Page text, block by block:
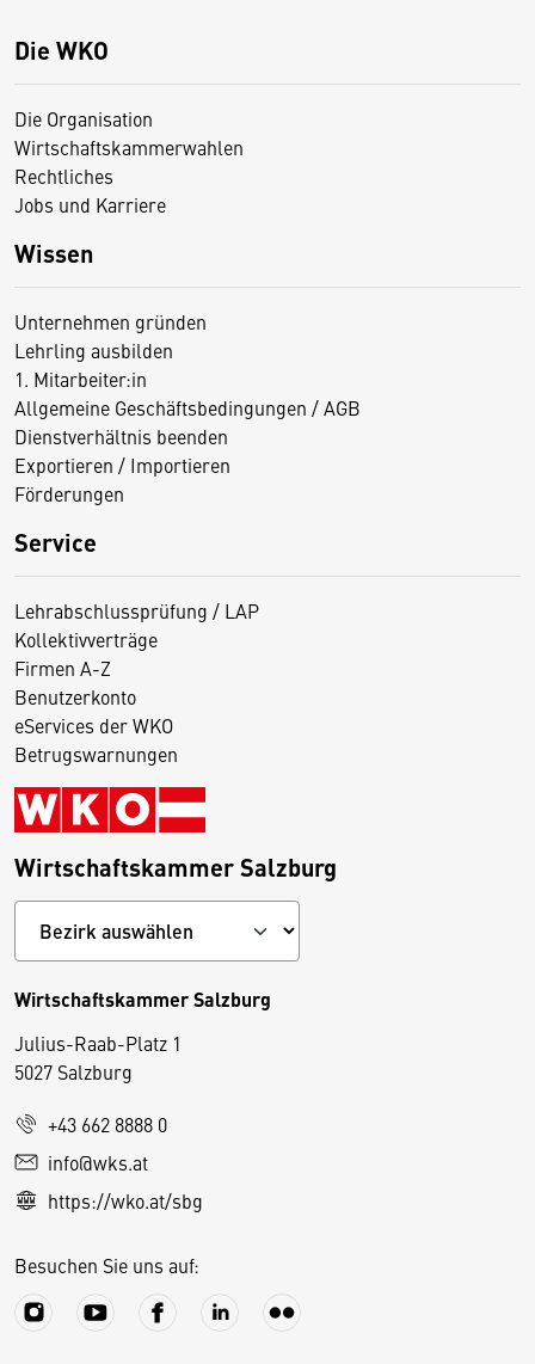
Die WKO
Die Organisation
Wirtschaftskammerwahlen
Rechtliches
Jobs und Karriere
Wissen
Unternehmen gründen
Lehrling ausbilden
1. Mitarbeiter:in
Allgemeine Geschäftsbedingungen / AGB
Dienstverhältnis beenden
Exportieren / Importieren
Förderungen
Service
Lehrabschlussprüfung / LAP
Kollektivverträge
Firmen A-Z
Benutzerkonto
eServices der WKO
Betrugswarnungen
Wirtschaftskammer Salzburg
Wirtschaftskammer Salzburg
Julius-Raab-Platz 1
5027 Salzburg
+43 662 8888 0
info@wks.at
https://wko.at/sbg
Besuchen Sie uns auf:
D
e
s
S
e